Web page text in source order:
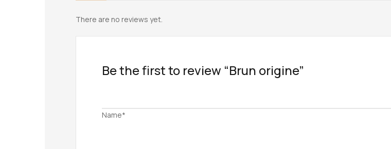
There are no reviews yet.
Be the first to review “Brun origine”
Name*